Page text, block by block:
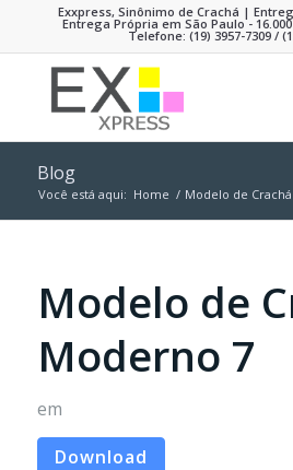
Exxpress, Sinônimo de Crachá |
Entrega Própria em São Paulo -
Telefone:(19) 3957-7309 /
Blog
Você está aqui: Home / Modelo de
Modelo de
Moderno 7
em
Download